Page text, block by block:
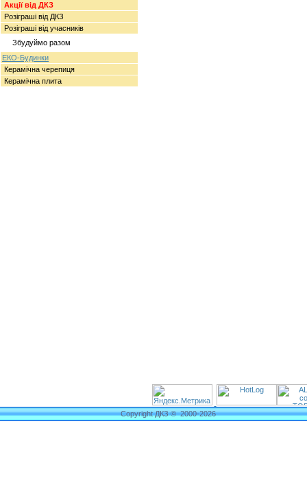
Акції від ДКЗ
Розіграші від ДКЗ
Розіграші від учасників
Збудуймо разом
ЕКО-Будинки
Керамічна черепиця
Керамічна плита
Copyright ДКЗ © 2000-2026